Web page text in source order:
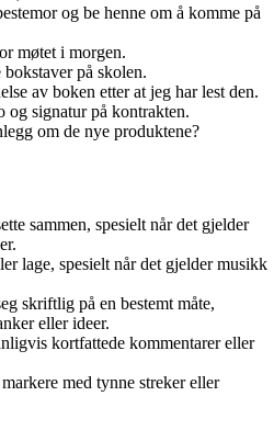
og be henne om å komme på
møtet i morgen.
på skolen.
av boken etter at jeg har lest den.
og signatur på kontrakten.
om de nye produktene?
sammen, spesielt når det gjelder
lage, spesielt når det gjelder musikk
skriftlig på en bestemt måte,
eller ideer.
kortfattede kommentarer eller
med tynne streker eller